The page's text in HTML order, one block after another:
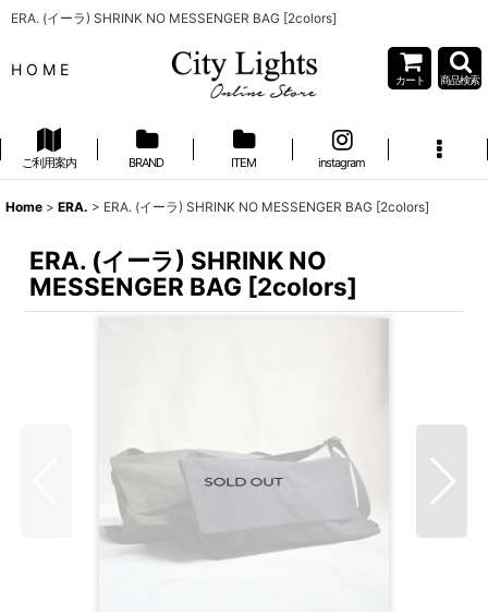
ERA. (イーラ) SHRINK NO MESSENGER BAG [2colors]
H O M E
カート 商品検索
ご利用案内 BRAND ITEM instagram
Home > ERA. > ERA. (イーラ) SHRINK NO MESSENGER BAG [2colors]
ERA. (イーラ) SHRINK NO
MESSENGER BAG [2colors]